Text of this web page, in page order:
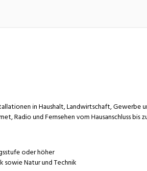
in Haushalt, Landwirtschaft, Gewerbe
Radio und Fernsehen vom Hausanschluss bis
oder höher
sowie Natur und Technik